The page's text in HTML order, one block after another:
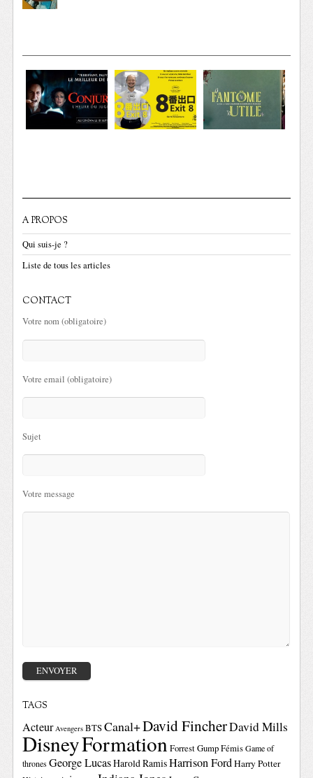
A PROPOS
Qui suis-je ?
Liste de tous les articles
CONTACT
Votre nom (obligatoire)
Votre email (obligatoire)
Sujet
Votre message
TAGS
Acteur Avengers BTSCanal+David FincherDavid Mills
DisneyFormationForrest GumpFémis Game of
thrones George LucasHarold RamisHarrison FordHarry Potter